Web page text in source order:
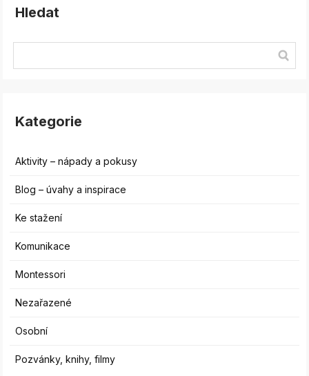
Hledat
Kategorie
Aktivity – nápady a pokusy
Blog – úvahy a inspirace
Ke stažení
Komunikace
Montessori
Nezařazené
Osobní
Pozvánky, knihy, filmy